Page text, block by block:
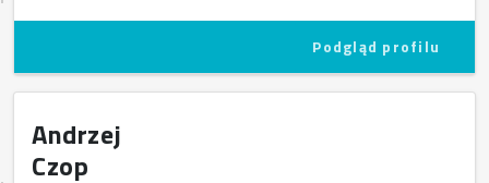
Podgląd profilu
Andrzej
Czop